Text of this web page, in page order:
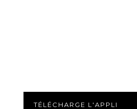
TÉLÉCHARGE L'APPLI